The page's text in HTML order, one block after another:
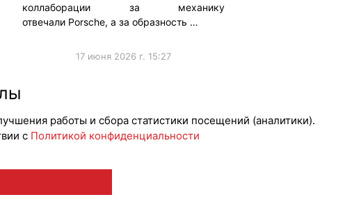
коллаборации за механику
отвечали Porsche, а за образность …
17 июня 2026 г. 15:27
2026 12+
работы и сбора статистики посещений (аналитики).
с Политикой конфиденциальности